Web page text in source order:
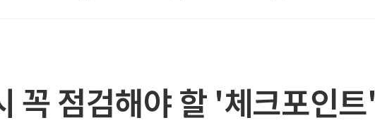
꼭 점검해야 할 '체크포인트'